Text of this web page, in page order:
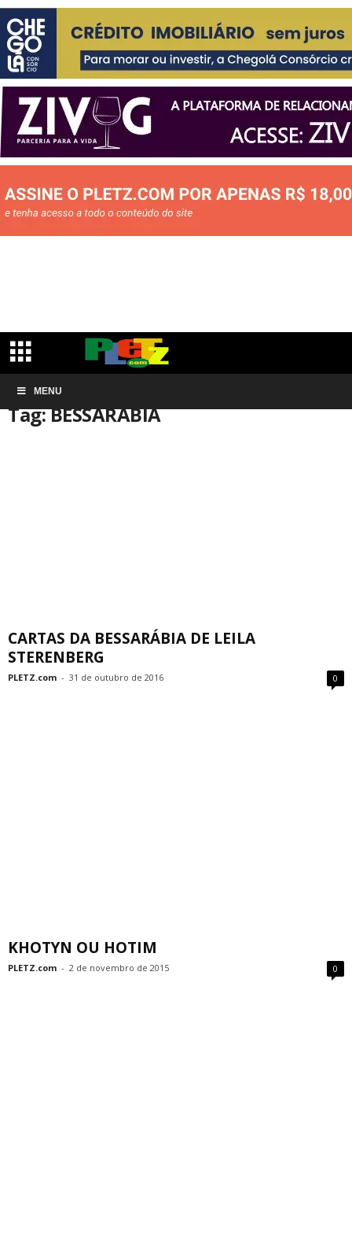
MENU
Início Tags
Tag: BESSARÁBIA
CARTAS DA BESSARÁBIA DE LEILA
STERENBERG
PLETZ.com - 31 de outubro de 2016 0
KHOTYN OU HOTIM
PLETZ.com - 2 de novembro de 2015 0